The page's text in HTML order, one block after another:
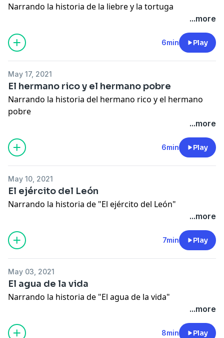
Narrando la historia de la liebre y la tortuga
...more
6min Play
May 17, 2021
El hermano rico y el hermano pobre
Narrando la historia del hermano rico y el hermano
pobre
...more
6min Play
May 10, 2021
El ejército del León
Narrando la historia de "El ejército del León"
...more
7min Play
May 03, 2021
El agua de la vida
Narrando la historia de "El agua de la vida"
...more
8min Play